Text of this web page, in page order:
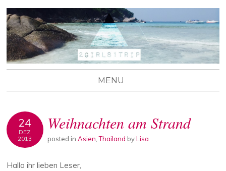
2 GIRLS 1 TRIP
Stefanie's und Lisa's Reiseblog
MENU
24
DEZ
2013
Weihnachten am Strand
posted in Asien ,Thailand byLisa
Hallo ihr lieben Leser,